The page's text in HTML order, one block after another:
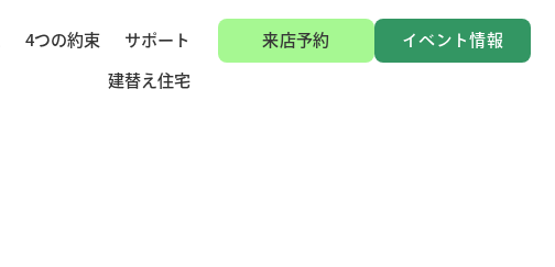
4つの約束 サポート
建替え住宅
来店予約 イベント情報